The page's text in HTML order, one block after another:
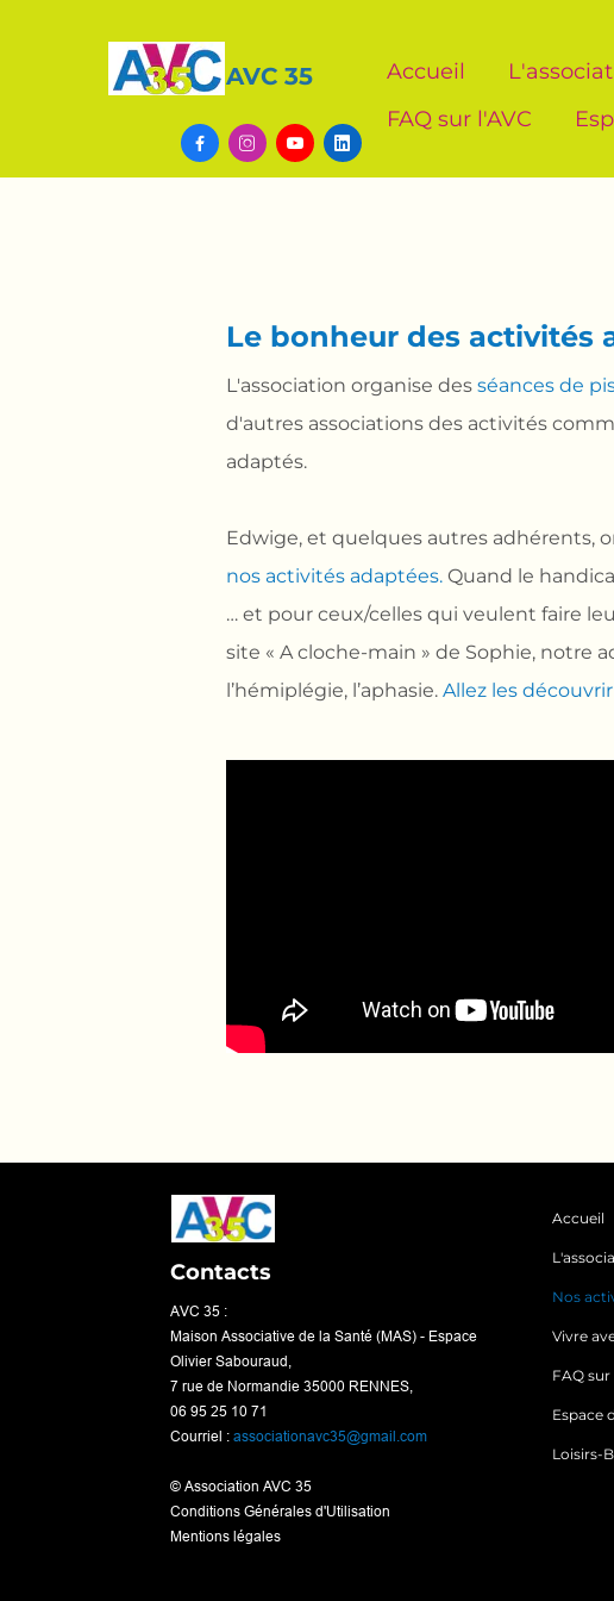
Accueil
FAQ sur l'AVC
AVC 35
Contacts
AVC 35 :
Maison Associative de la Santé (MAS) - Espace
Olivier Sabouraud,
7 rue de Normandie 35000 RENNES,
06 95 25 10 71
Courriel : associationavc35@gmail.com
© Association AVC 35
Conditions Générales d'Utilisation
Mentions légales
Accueil
Nos
Vivre
FAQ sur
Espace
Loisirs-
   
Le bonheur des activités
L'association organise des séances de
d'autres associations des activités
adaptés.
Edwige, et quelques autres adhérents,
nos activités adaptées. Quand le
… et pour ceux/celles qui veulent faire
site « A cloche-main » de Sophie, notre
l’hémiplégie, l’aphasie. Allez les découvrir